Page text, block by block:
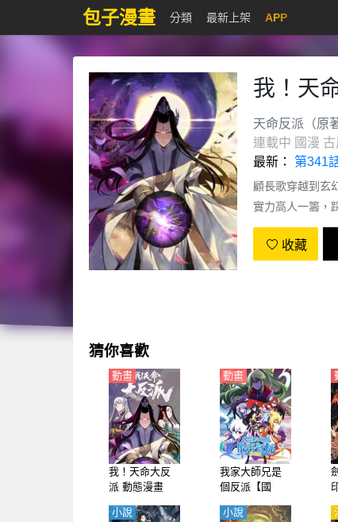
包子漫畫 分類 最新上架 APP
我！天
天命反派（原
連載中 國漫 古
最新： 第341
顧長歌穿越到玄
實力高人一籌，
己在天命大反派
收藏
猜你喜歡
我！天命大反
派 動態漫畫
動畫
我家大師兄是
個反派【國
動畫
小說 小說